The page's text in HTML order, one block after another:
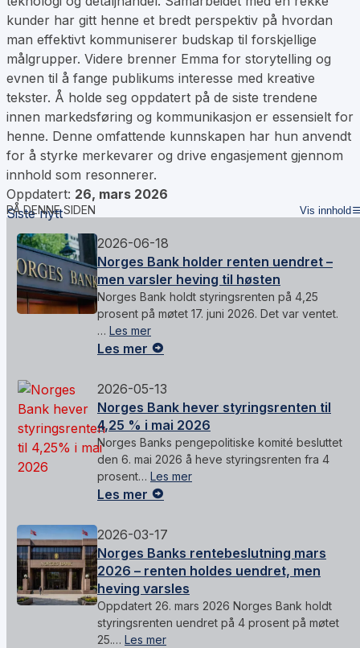
kunder har gitt henne et bredt perspektiv på hvordan
man effektivt kommuniserer budskap til forskjellige
målgrupper. Videre brenner Emma for storytelling og
evnen til å fange publikums interesse med kreative
tekster. Å holde seg oppdatert på de siste trendene
innen markedsføring og kommunikasjon er essensielt for
henne. Denne omfattende kunnskapen har hun anvendt
for å styrke merkevarer og drive engasjement gjennom
innhold som resonnerer.
Oppdatert: 26, mars 2026
PÅ DENNE SIDEN Vis innhold
Siste nytt
2026-06-18
Norges Bank holder renten uendret –
men varsler heving til høsten
Norges Bank holdt styringsrenten på 4,25
prosent på møtet 17. juni 2026. Det var ventet.
… Les mer
Les mer
2026-05-13
Norges Bank hever styringsrenten til
4,25 % i mai 2026
Norges Banks pengepolitiske komité besluttet
den 6. mai 2026 å heve styringsrenten fra 4
prosent… Les mer
Les mer
2026-03-17
Norges Banks rentebeslutning mars
2026 – renten holdes uendret, men
heving varsles
Oppdatert 26. mars 2026 Norges Bank holdt
styringsrenten uendret på 4 prosent på møtet
25.… Les mer